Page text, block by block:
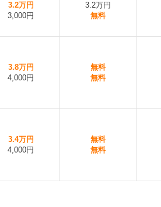
3.2万円
3,000円
3.2万円
無料
3.8万円
4,000円
無料
無料
3.4万円
4,000円
無料
無料